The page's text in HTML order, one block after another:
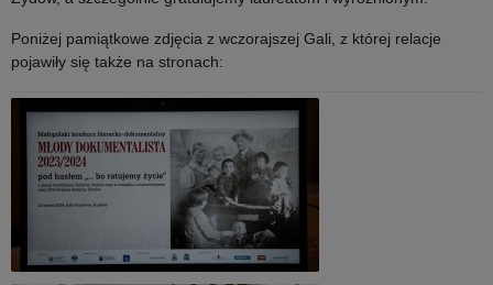
Poniżej pamiątkowe zdjęcia z wczorajszej Gali, z której relacje
pojawiły się także na stronach: